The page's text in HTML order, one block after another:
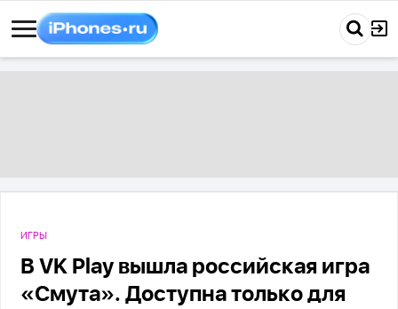
ИГРЫ
В VK Play вышла российская игра
«Смута». Доступна только для